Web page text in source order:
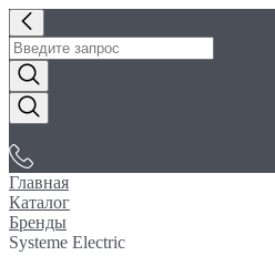
Главная
Каталог
Бренды
Systeme Electric